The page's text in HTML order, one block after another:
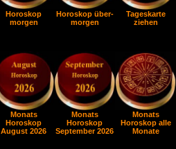
Horoskop
morgen
Horoskop über-
morgen
Tageskarte
ziehen
Monats
Horoskop
August 2026
Monats
Horoskop
September 2026
Monats
Horoskop alle
Monate